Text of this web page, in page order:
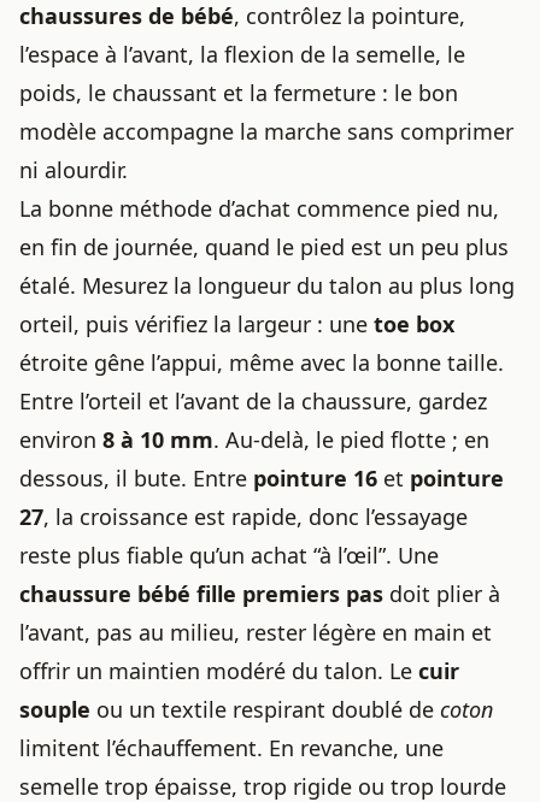
chaussures de bébé, contrôlez la pointure,
l’espace à l’avant, la flexion de la semelle, le
poids, le chaussant et la fermeture : le bon
modèle accompagne la marche sans comprimer
ni alourdir.
La bonne méthode d’achat commence pied nu,
en fin de journée, quand le pied est un peu plus
étalé. Mesurez la longueur du talon au plus long
orteil, puis vérifiez la largeur : une toe box
étroite gêne l’appui, même avec la bonne taille.
Entre l’orteil et l’avant de la chaussure, gardez
environ 8 à 10 mm. Au-delà, le pied flotte ; en
dessous, il bute. Entre pointure 16 et pointure
27, la croissance est rapide, donc l’essayage
reste plus fiable qu’un achat “à l’œil”. Une
chaussure bébé fille premiers pas doit plier à
l’avant, pas au milieu, rester légère en main et
offrir un maintien modéré du talon. Le cuir
souple ou un textile respirant doublé de coton
limitent l’échauffement. En revanche, une
semelle trop épaisse, trop rigide ou trop lourde